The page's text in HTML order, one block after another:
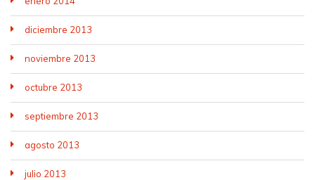
diciembre 2013
noviembre 2013
octubre 2013
septiembre 2013
agosto 2013
julio 2013